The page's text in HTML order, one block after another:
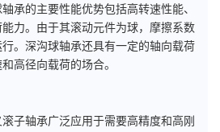
的主要性能优势包括高转速性能、
力。由于其滚动元件为球，摩擦系数
。深沟球轴承还具有一定的轴向载荷
高径向载荷的场合。
轴承广泛应用于需要高精度和高刚